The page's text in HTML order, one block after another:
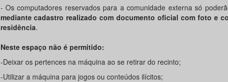
- Os computadores reservados para a comunidade externa só
mediante cadastro realizado com documento oficial com foto e
residência.
Neste espaço não é permitido:
-Deixar os pertences na máquina ao se retirar do recinto;
-Utilizar a máquina para jogos ou conteúdos ilícitos;